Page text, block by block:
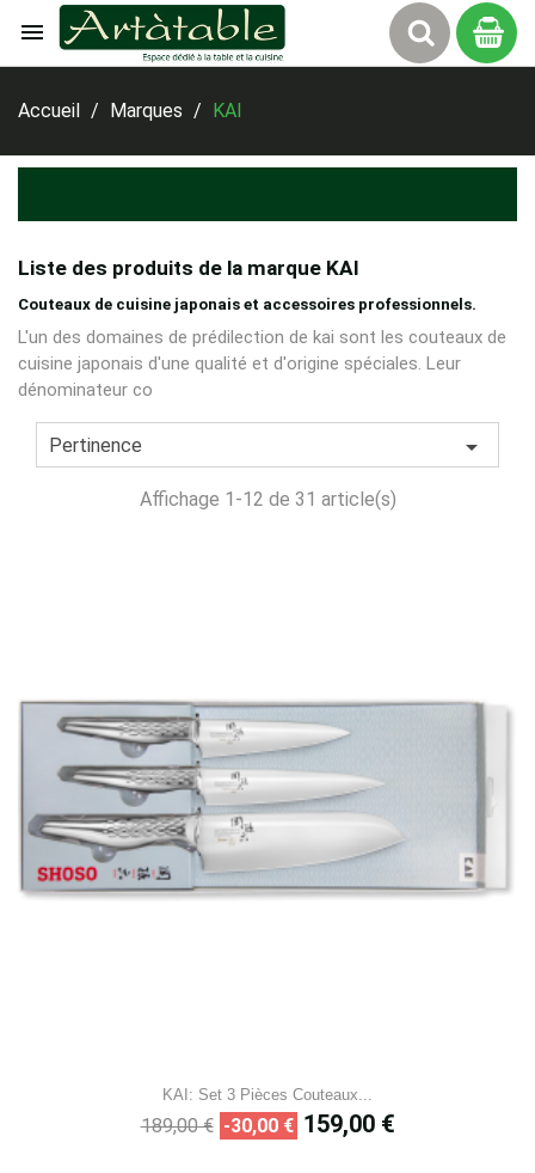

Accueil
Marques KAI
Liste des produits de la marque KAI
Couteaux de cuisine japonais et accessoires professionnels.
L'un des domaines de prédilection de kai sont les couteaux de
cuisine japonais d'une qualité et d'origine spéciales. Leur
dénominateur co
Pertinence 
Affichage 1-12 de 31 article(s)
KAI: Set 3 Pièces Couteaux...
Prix
189,00 € -30,00 € Prix
159,00 €